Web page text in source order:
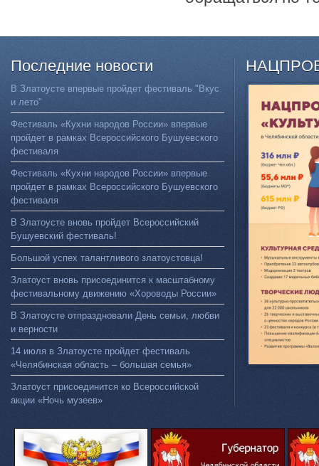
Последние новости
В Златоусте впервые пройдет фестиваль "Вкус
и лето"
Фестиваль «Кухни народов России» впервые
пройдет в рамках Всероссийского Бушуевского
фестиваля
Фестиваль «Кухни народов России» впервые
пройдет в рамках Всероссийского Бушуевского
фестиваля
В Златоусте вновь пройдет Всероссийский
Бушуевский фестиваль!
Большой успех талантливого златоустовца!
Златоуст вновь присоединится к масштабному
фестивальному движению «Хороводы России»
В Златоусте отпраздновали День семьи, любви
и верности
14 июля в Златоусте пройдет фестиваль
«Челябинская область – большая семья»
Златоуст присоединится ко Всероссийской
акции «Ночь музеев»